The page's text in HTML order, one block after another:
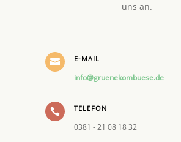
uns an.
 E-MAIL
info@gruenekombuese.de
 TELEFON
0381 - 21 08 18 32